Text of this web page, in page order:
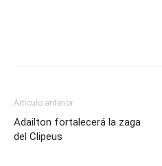
Artículo anterior
Adailton fortalecerá la zaga
del Clipeus